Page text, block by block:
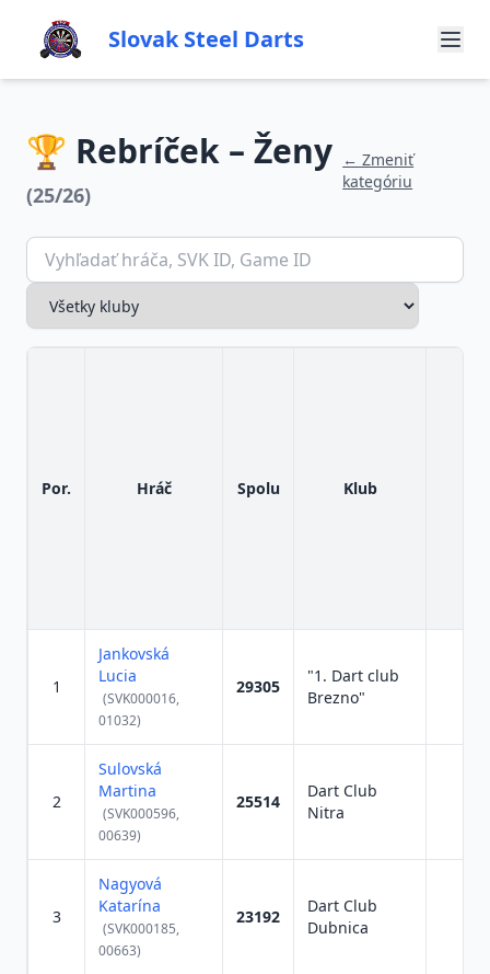
Slovak Steel Darts
🏆 Rebríček – Ženy
(25/26)
← Zmeniť
kategóriu
Por. Hráč Spolu Klub
1
Jankovská
Lucia
(SVK000016,
01032)
29305
"1. Dart club
Brezno"
2
Sulovská
Martina
(SVK000596,
00639)
25514
Dart Club
Nitra
3
Nagyová
Katarína
(SVK000185,
00663)
23192
Dart Club
Dubnica